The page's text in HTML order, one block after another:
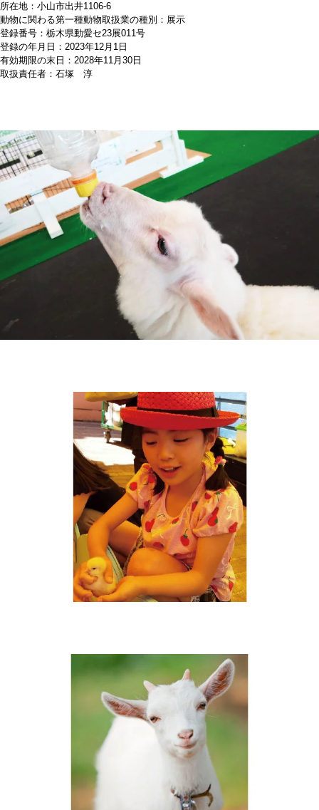
所在地：小山市出井1106-6
動物に関わる第一種動物取扱業の種別：展示
登録番号：栃木県動愛セ23展011号
登録の年月日：2023年12月1日
有効期限の末日：2028年11月30日
取扱責任者：石塚 淳